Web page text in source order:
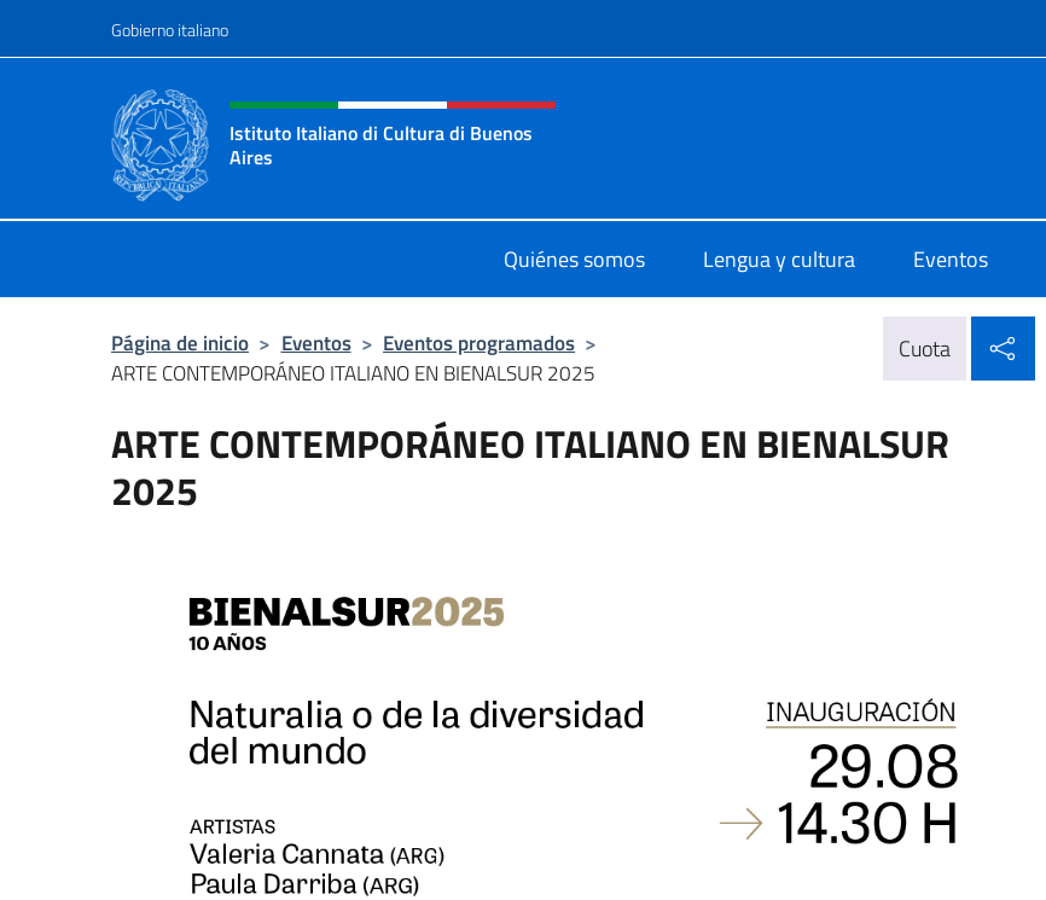
Gobierno italiano
Encabezado del sitio web, redes sociales y menú
Istituto Italiano di Cultura di Buenos
Aires
Quiénes somos Lengua y cultura Eventos
Página de inicio > Eventos > Eventos programados >
ARTE CONTEMPORÁNEO ITALIANO EN BIENALSUR 2025
Cuota
ARTE CONTEMPORÁNEO ITALIANO EN BIENALSUR
2025